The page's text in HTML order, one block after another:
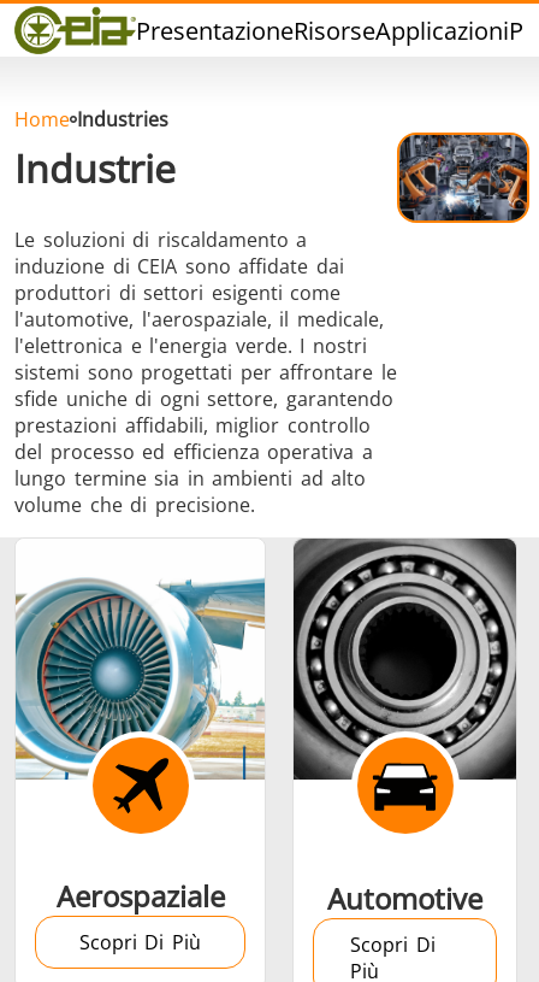
PresentazioneRisorseApplicazioni
Qualità
Rivenditori
Blog
FAQ
Brasatura ad
Induzione
Saldatura a
stagno
Brasatura
Cap Sealing
caldo
Calettamento a
caldo
Generatore &
Generatori ad
Home Industries
Industrie
Le soluzioni di riscaldamento a
induzione di CEIA sono affidate dai
produttori di settori esigenti come
l'automotive, l'aerospaziale, il medicale,
l'elettronica e l'energia verde. I nostri
sistemi sono progettati per affrontare le
sfide uniche di ogni settore, garantendo
prestazioni affidabili, miglior controllo
del processo ed efficienza operativa a
lungo termine sia in ambienti ad alto
volume che di precisione.
Aerospaziale
Scopri Di Più
Automotive
Scopri Di
Più